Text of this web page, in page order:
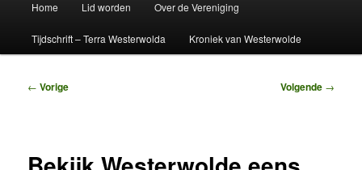
Home Lid worden Over de Vereniging
Tijdschrift – Terra Westerwolda Kroniek van Westerwolde
Bericht
← Vorige Volgende →